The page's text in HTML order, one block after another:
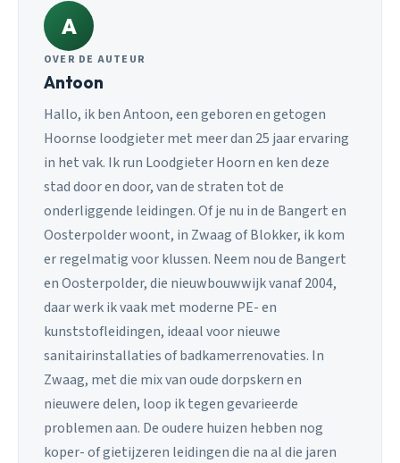
A
OVER DE AUTEUR
Antoon
Hallo, ik ben Antoon, een geboren en getogen
Hoornse loodgieter met meer dan 25 jaar ervaring
in het vak. Ik run Loodgieter Hoorn en ken deze
stad door en door, van de straten tot de
onderliggende leidingen. Of je nu in de Bangert en
Oosterpolder woont, in Zwaag of Blokker, ik kom
er regelmatig voor klussen. Neem nou de Bangert
en Oosterpolder, die nieuwbouwwijk vanaf 2004,
daar werk ik vaak met moderne PE- en
kunststofleidingen, ideaal voor nieuwe
sanitairinstallaties of badkamerrenovaties. In
Zwaag, met die mix van oude dorpskern en
nieuwere delen, loop ik tegen gevarieerde
problemen aan. De oudere huizen hebben nog
koper- of gietijzeren leidingen die na al die jaren